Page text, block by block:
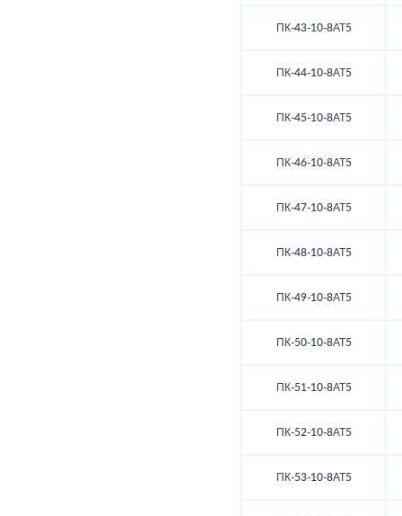
ПК-43-10-8АТ5
ПК-44-10-8АТ5
ПК-45-10-8АТ5
ПК-46-10-8АТ5
ПК-47-10-8АТ5
ПК-48-10-8АТ5
ПК-49-10-8АТ5
ПК-50-10-8АТ5
ПК-51-10-8АТ5
ПК-52-10-8АТ5
ПК-53-10-8АТ5